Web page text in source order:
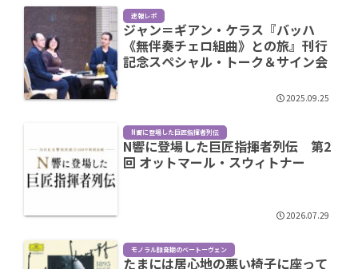
速報レポ
ジャン＝ギアン・ケラス『バッハ
《無伴奏チェロ組曲》との旅』刊行
記念スペシャル・トーク＆サイン会
2025.09.25
N響に登場した巨匠指揮者列伝
N響に登場した巨匠指揮者列伝 第2
回 オットマール・スウィトナー
2026.07.29
モノラル録音期のベートーヴェン
たまには居心地の悪い椅子に座って